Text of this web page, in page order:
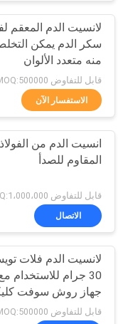
جولة
المعمل
مراقبة
الجودة
أخبار
حالات
قلم
35
إبرة
34
لانسيت الدم المعقم
سكر الدم يمكن
منه متعدد الألوان
الاستفسار الآن
انسيت الدم من الفولاذ
المقاوم للصدأ
الاتصال
لانسيت الدم فلات
30 جرام للاستخدام
جهاز روش سوفت
لانسيت